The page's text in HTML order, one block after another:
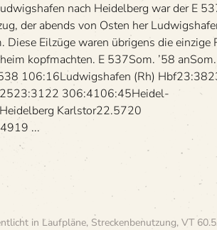
(Rh)
Hbf
—
Ulm
Hbf
nach Hei­del­berg war der E
der abends von Osten her
Diese Eil­züge waren übri­gens die ein­zige
kopfmachten. E 537Som. ’58 anSom.
538 106:16Lud­wigs­ha­fen (Rh)
306:4106:45Hei­del­
Karlstor22.5720
...
in Laufpläne, Streckenbenutzung, VT 60.5